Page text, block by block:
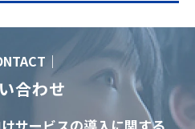
｜
合わせ